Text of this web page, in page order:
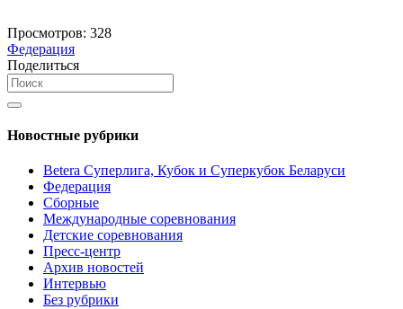
Просмотров: 328
Федерация
Поделиться
Новостные рубрики
Betera Суперлига, Кубок и Суперкубок Беларуси
Федерация
Сборные
Международные соревнования
Детские соревнования
Пресс-центр
Архив новостей
Интервью
Без рубрики